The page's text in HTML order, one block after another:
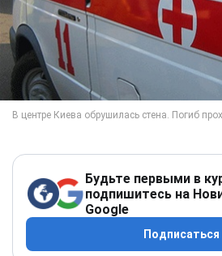
Будьте первыми в
подпишитесь на
Google
Подписаться